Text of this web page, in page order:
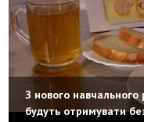
З нового
будуть отримувати